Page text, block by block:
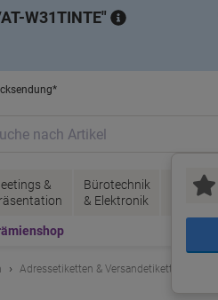
W31TINTE
&
Bürotechnik
& Elektronik
Tinte &
Toner
Adressetiketten & Versandetiketten